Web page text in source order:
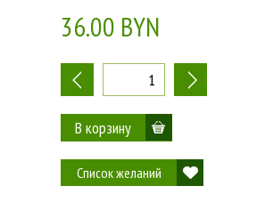
36.00 BYN
- +
Список желаний